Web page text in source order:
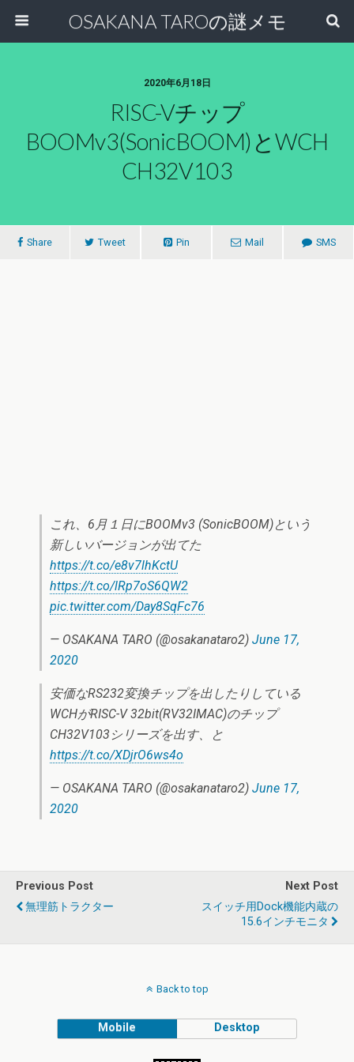
OSAKANA TAROの謎メモ
2020年6月18日
RISC-Vチップ
BOOMv3(SonicBOOM)とWCH
CH32V103
Share Tweet Pin Mail SMS
これ、6月１日にBOOMv3 (SonicBOOM)という
新しいバージョンが出てた
https://t.co/e8v7lhKctU
https://t.co/lRp7oS6QW2
pic.twitter.com/Day8SqFc76
— OSAKANA TARO (@osakanataro2) June 17,
2020
安価なRS232変換チップを出したりしている
WCHがRISC-V 32bit(RV32IMAC)のチップ
CH32V103シリーズを出す、と
https://t.co/XDjrO6ws4o
— OSAKANA TARO (@osakanataro2) June 17,
2020
Previous Post
無理筋トラクター
Next Post
スイッチ用Dock機能内蔵の
15.6インチモニタ
Back to top
Mobile Desktop